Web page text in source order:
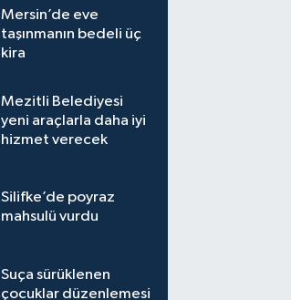
Mersin’de eve
taşınmanın bedeli üç
kira
Mezitli Belediyesi
yeni araçlarla daha iyi
hizmet verecek
Silifke’de poyraz
mahsulü vurdu
Suça sürüklenen
çocuklar düzenlemesi